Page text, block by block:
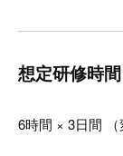
想定研修時間
6時間 × 3日間 （